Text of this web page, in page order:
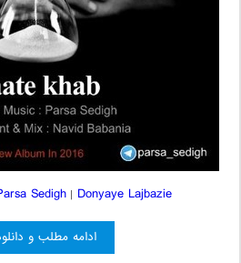
Sedigh| Donyaye Lajbazie
ادامه مطلب و